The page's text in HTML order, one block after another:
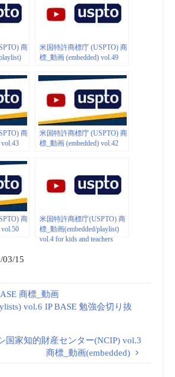
商
米国特許商標庁 (USPTO) 商
標_動画 (embedded) vol.49
商
vol.43
米国特許商標庁 (USPTO) 商
標_動画 (embedded) vol.42
商
vol.50
米国特許商標庁(USPTO) 商
標_動画(embedded/playlist)
vol.4 for kids and teachers
03/15
商標_動画
vol.6 IP BASE 勉強会切り抜
国家知的財産センター(NCIP) vol.3
商標_動画(embedded)